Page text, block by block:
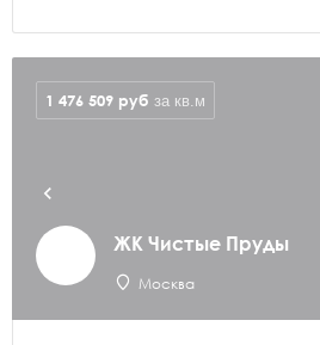
ЖК Чистые Пруды
Москва
1 476 509 руб за кв.м